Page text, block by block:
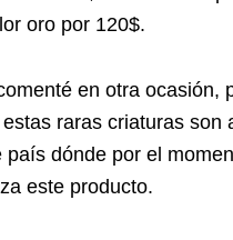
oro por 120$.
en otra ocasión,
raras criaturas son
país dónde por el
este producto.